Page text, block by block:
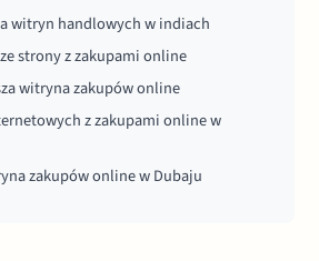
witryn handlowych w indiach
strony z zakupami online
witryna zakupów online
z zakupami online w
zakupów online w Dubaju